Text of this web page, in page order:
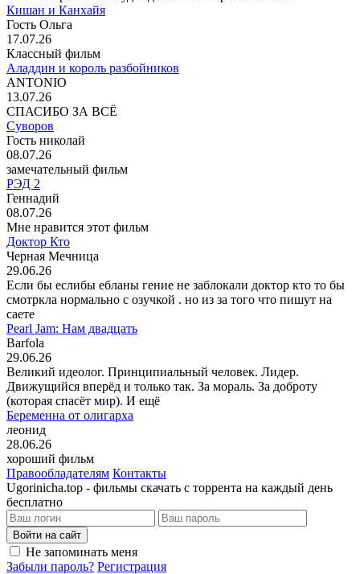
Кишан и Канхайя
Гость Ольга
17.07.26
Классный фильм
Аладдин и король разбойников
ANTONIO
13.07.26
СПАСИБО ЗА ВСЁ
Суворов
Гость николай
08.07.26
замечательный фильм
РЭД 2
Геннадий
08.07.26
Мне нравится этот фильм
Доктор Кто
Черная Мечница
29.06.26
Если бы еслибы ебланы гение не заблокали доктор кто то бы
смотркла нормально с озучкой . но из за того что пишут на
саете
Pearl Jam: Нам двадцать
Barfola
29.06.26
Великий идеолог. Принципиальный человек. Лидер.
Движущийся вперёд и только так. За мораль. За доброту
(которая спасёт мир). И ещё
Беременна от олигарха
леонид
28.06.26
хороший фильм
Правообладателям Контакты
Ugorinicha.top - фильмы скачать с торрента на каждый день
бесплатно
Войти на сайт
Не запоминать меня
Забыли пароль? Регистрация